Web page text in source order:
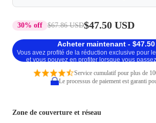
30% off $67.86 USD$47.50 USD
Acheter maintenant - $47.50
Vous avez profité de la réduction exclusive pour
et vous pouvez en profiter lorsque vous
Service cumulatif pour plus de
Le processus de paiement est garanti
Zone de couverture et réseau